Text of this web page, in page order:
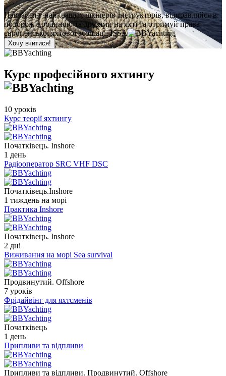
Навчайся у найкращих шкіперів-інструкторів, відправляйся в
подорож з родиною та друзями на яхті та отримуй права
європейської яхтової асоціації ISSA
Хочу вчитися!
Курс професійного яхтингу
10 уроків
Курс теорії яхтингу
Початківець. Inshore
1 день
Радіооператор SRC VHF DSC
Початківець.Inshore
1 тиждень на морі
Практика Inshore
Початківець. Inshore
2 дні
Виживання на морі Sea survival
Продвинутий. Offshore
7 уроків
Фрідайвінг для яхтсменів
Початківець
1 день
Припливи та відпливи
Припливи та відпливи. Продвинутий. Offshore